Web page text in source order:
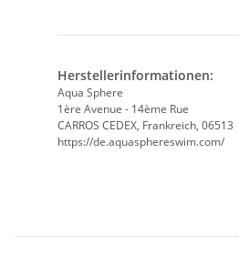
Herstellerinformationen:
Aqua Sphere
1ère Avenue - 14ème Rue
CARROS CEDEX, Frankreich, 06513
https://de.aquasphereswim.com/